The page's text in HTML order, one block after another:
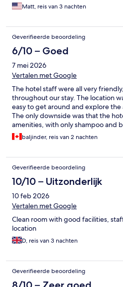
Matt, reis van 3 nachten
Geverifieerde beoordeling
6/10 – Goed
7 mei 2026
Vertalen met Google
The hotel staff were all very
throughout our stay. The location
easy to get around and explore the
The only downside was that the
amenities, with only shampoo and
room.baljinder, reis van 2 nachten
Geverifieerde beoordeling
10/10 – Uitzonderlijk
10 feb 2026
Vertalen met Google
Clean room with good facilities,
location
D, reis van 3 nachten
Geverifieerde beoordeling